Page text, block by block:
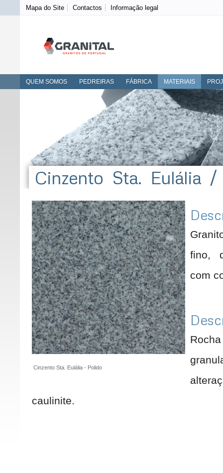
Mapa do Site Contactos Informação legal
QUEM SOMOS PEDREIRAS FÁBRICA MATERIAIS
Cinzento Sta. Eulália
Cinzento Sta. Eulália - Polido
fino,
com
caulinite.